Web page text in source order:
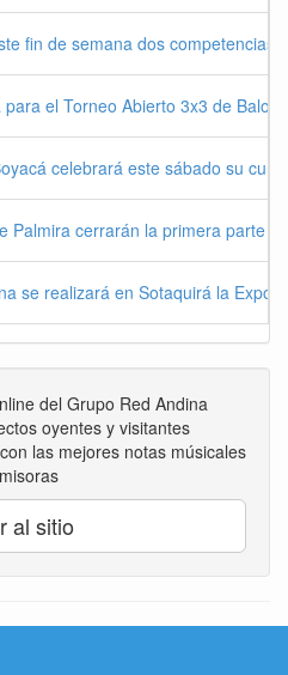
fin de semana dos competencias
el Torneo Abierto 3x3 de
celebrará este sábado su
Palmira cerrarán la primera parte
se realizará en Sotaquirá la
del Grupo Red Andina
oyentes y visitantes
las mejores notas músicales
al sitio